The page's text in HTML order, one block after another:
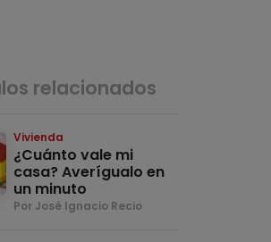
relacionados
Vivienda
¿Cuánto vale mi
casa? Averígualo en
un minuto
Por José Ignacio Recio